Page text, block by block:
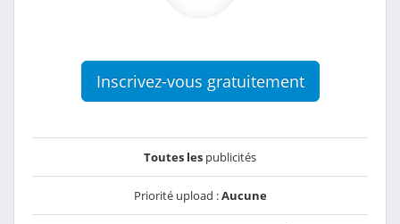
Inscrivez-vous gratuitement
Toutes les publicités
Priorité upload :Aucune